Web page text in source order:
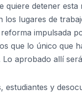
quiere detener
lugares de
impulsada
que lo único que
aprobado allí
y